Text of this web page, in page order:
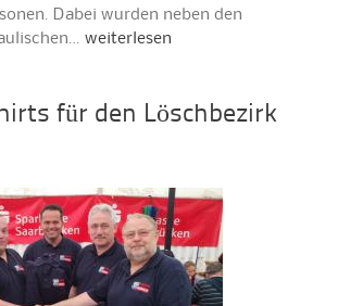
Dabei wurden neben den
weiterlesen
für den Löschbezirk